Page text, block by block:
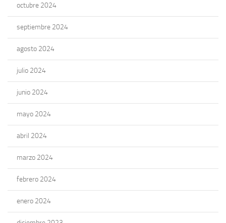
octubre 2024
septiembre 2024
agosto 2024
julio 2024
junio 2024
mayo 2024
abril 2024
marzo 2024
febrero 2024
enero 2024